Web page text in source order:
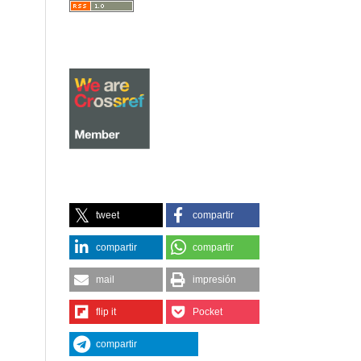
tweet compartir
compartir compartir
mail impresión
flip it Pocket
compartir